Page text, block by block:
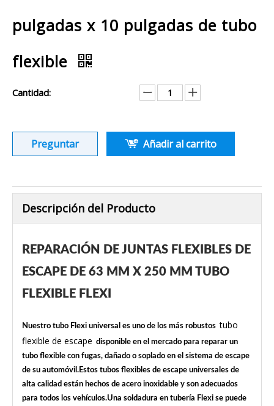
pulgadas x 10 pulgadas de tubo
flexible
Cantidad:
Preguntar Añadir al carrito
Descripción del Producto
REPARACIÓN DE JUNTAS FLEXIBLES DE
ESCAPE DE 63 MM X 250 MM TUBO
FLEXIBLE FLEXI
Nuestro tubo Flexi universal es uno de los más robustostubo
flexible de escape disponible en el mercado para reparar un
tubo flexible con fugas, dañado o soplado en el sistema de escape
de su automóvil.Estos tubos flexibles de escape universales de
alta calidad están hechos de acero inoxidable y son adecuados
para todos los vehículos.Una soldadura en tubería Flexi se puede